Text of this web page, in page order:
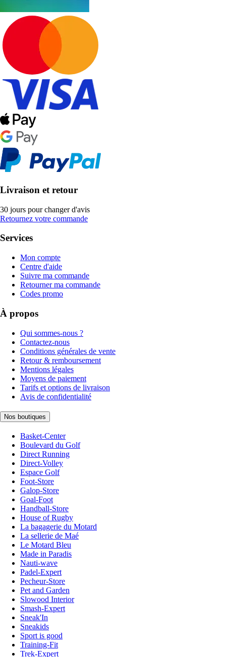
Livraison et retour
30 jours pour changer d'avis
Retournez votre commande
Services
Mon compte
Centre d'aide
Suivre ma commande
Retourner ma commande
Codes promo
À propos
Qui sommes-nous ?
Contactez-nous
Conditions générales de vente
Retour & remboursement
Mentions légales
Moyens de paiement
Tarifs et options de livraison
Avis de confidentialité
Nos boutiques
Basket-Center
Boulevard du Golf
Direct Running
Direct-Volley
Espace Golf
Foot-Store
Galop-Store
Goal-Foot
Handball-Store
House of Rugby
La bagagerie du Motard
La sellerie de Maé
Le Motard Bleu
Made in Paradis
Nauti-wave
Padel-Expert
Pecheur-Store
Pet and Garden
Slowood Interior
Smash-Expert
Sneak'In
Sneakids
Sport is good
Training-Fit
Trek-Expert